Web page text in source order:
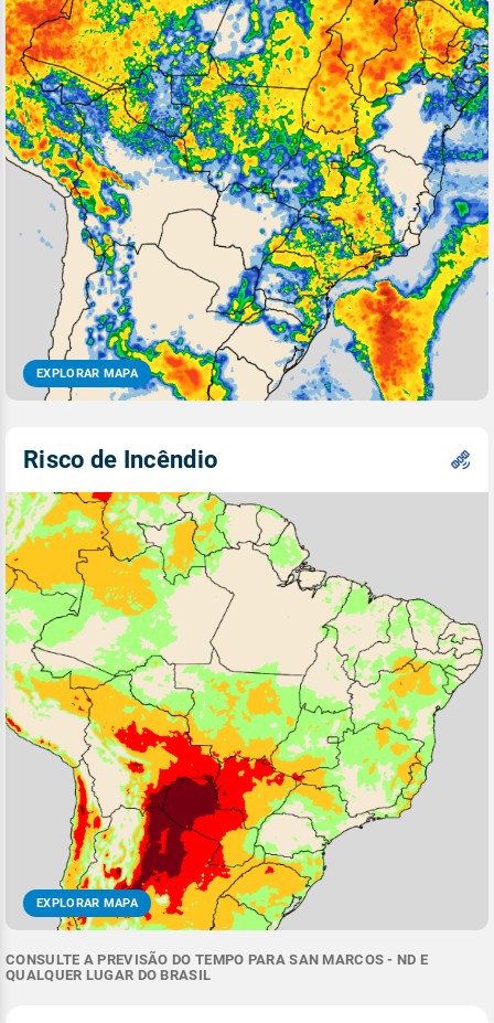
EXPLORAR MAPA
Risco de Incêndio
EXPLORAR MAPA
CONSULTE A PREVISÃO DO TEMPO PARA SAN MARCOS - ND E
QUALQUER LUGAR DO BRASIL